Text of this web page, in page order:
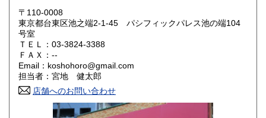
岡山県
山口県
香川県 200円
高知県 200円
200円 長崎県
〒110-0008
東京都台東区池之端2-1-45 パシフィックパレス池の端104
号室
ＴＥＬ：03-3824-3388
ＦＡＸ：--
Email：koshohoro@gmail.com
担当者：宮地 健太郎
店舗へのお問い合わせ